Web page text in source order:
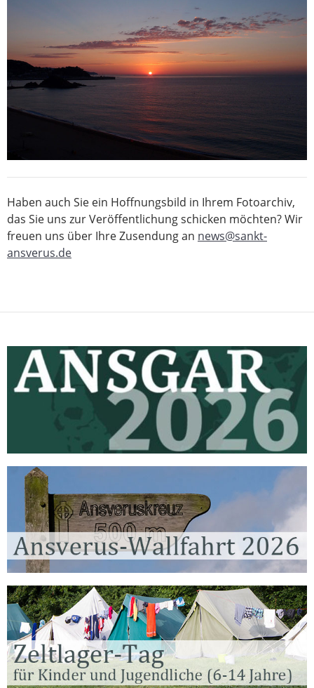
Haben auch Sie ein Hoffnungsbild in Ihrem Fotoarchiv,
das Sie uns zur Veröffentlichung schicken möchten? Wir
freuen uns über Ihre Zusendung an news@sankt-
ansverus.de